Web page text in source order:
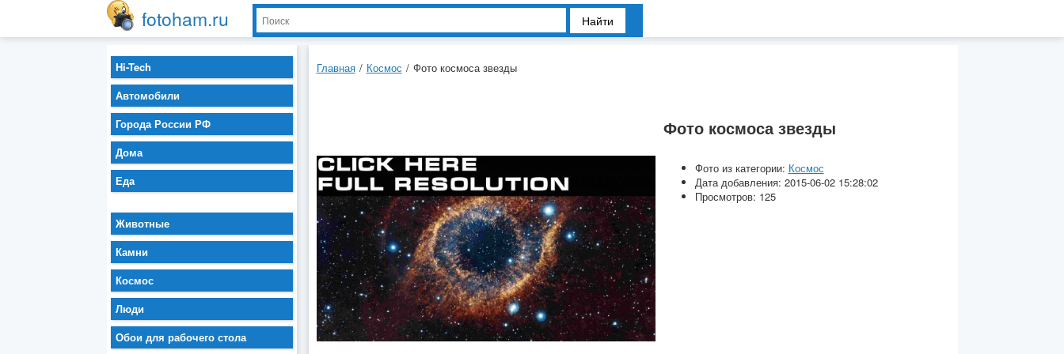
fotoham.ru Найти
Главная / Космос / Фото космоса звезды
Фото космоса звезды
Фото из категории: Космос
Дата добавления: 2015-06-02 15:28:02
Просмотров: 125
Hi-Tech
Автомобили
Города России РФ
Дома
Еда
Животные
Камни
Космос
Люди
Обои для рабочего стола